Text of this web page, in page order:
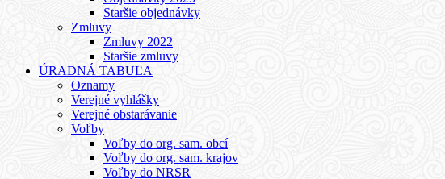
Staršie objednávky
Zmluvy
Zmluvy 2022
Staršie zmluvy
ÚRADNÁ TABUĽA
Oznamy
Verejné vyhlášky
Verejné obstarávanie
Voľby
Voľby do org. sam. obcí
Voľby do org. sam. krajov
Voľby do NRSR